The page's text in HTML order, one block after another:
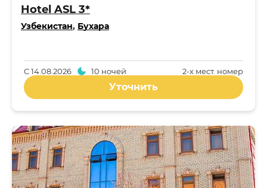
Hotel ASL 3*
Узбекистан, Бухара
2-x мест. номер
С14.08.2026 10 ночей
Уточнить